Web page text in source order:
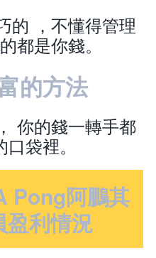
的 ，不懂得管理
都是你錢。
的方法
你的錢一轉手都
袋裡。
Pong阿鵬其
盈利情況